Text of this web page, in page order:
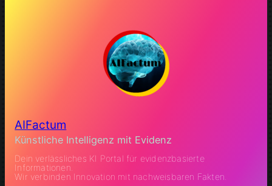
AIFactum
Künstliche Intelligenz mit Evidenz
Dein verlässliches KI Portal für evidenzbasierte
Informationen.
Wir verbinden Innovation mit nachweisbaren Fakten.